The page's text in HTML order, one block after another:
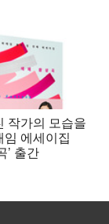
작가의 모습을
에세이집
’ 출간